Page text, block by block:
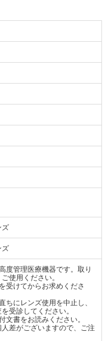
ズ
ズ
度管理医療機器です。取り
使用ください。
受けてからお求めくださ
ちにレンズ使用を中止し、
受診してください。
文書をお読みください。
差がございますので、ご注